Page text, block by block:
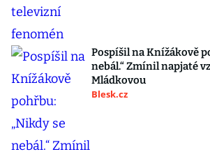
Pospíšil na Knížákově
nebál.“ Zmínil napjaté
Mládkovou
Blesk.cz